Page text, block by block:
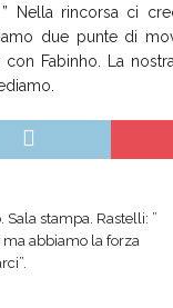
” Nella rincorsa ci
due punte di
Fabinho. La
Sala stampa. Rastelli: ”
ma abbiamo la forza